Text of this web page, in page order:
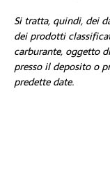
Si tratta, quindi, dei
dei prodotti
carburante, oggetto
presso il deposito o
predette date.